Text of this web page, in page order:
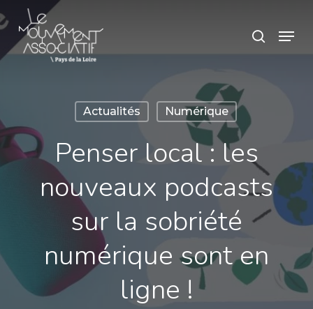
Skip
to
main
search
Menu
Actualités Numérique
Penser local : les
nouveaux podcasts
sur la sobriété
numérique sont en
ligne !
Panneau de gestion des cookies